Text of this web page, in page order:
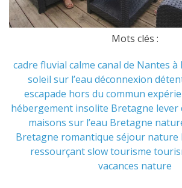
Mots clés :
cadre fluvial calme canal de Nantes à
soleil sur l’eau déconnexion
escapade hors du commun
hébergement insolite Bretagne lever
maisons sur l’eau Bretagne
Bretagne romantique séjour nature
ressourçantslow tourisme
vacances nature